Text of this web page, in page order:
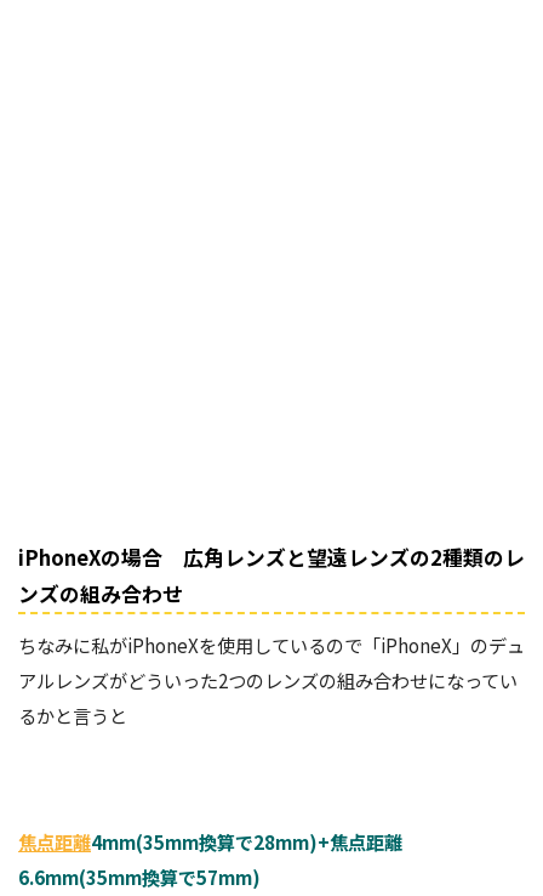
iPhoneXの場合 広角レンズと望遠レンズの2種類のレ
ンズの組み合わせ
ちなみに私がiPhoneXを使用しているので「iPhoneX」のデュ
アルレンズがどういった2つのレンズの組み合わせになってい
るかと言うと
焦点距離4mm(35mm換算で28mm)+焦点距離
6.6mm(35mm換算で57mm)